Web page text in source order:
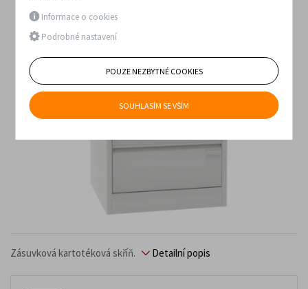
Zásuvková kartotéková skříň. Detailní popis
Informace o cookies
Podrobné nastavení
POUZE NEZBYTNÉ COOKIES
SOUHLASÍM SE VŠÍM